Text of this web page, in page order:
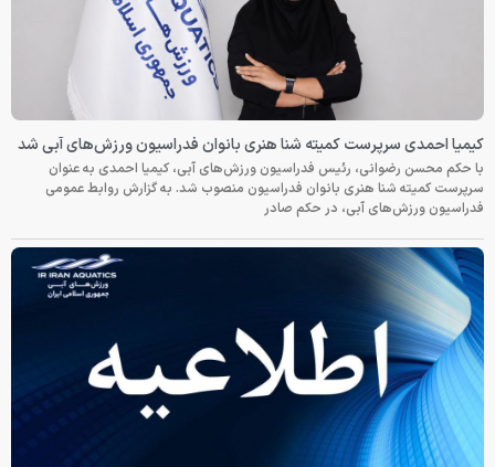
کیمیا احمدی سرپرست کمیته شنا هنری بانوان فدراسیون ورزش‌های آبی شد
با حکم محسن رضوانی، رئیس فدراسیون ورزش‌های آبی، کیمیا احمدی به عنوان
سرپرست کمیته شنا هنری بانوان فدراسیون منصوب شد. به گزارش روابط عمومی
فدراسیون ورزش‌های آبی، در حکم صادر